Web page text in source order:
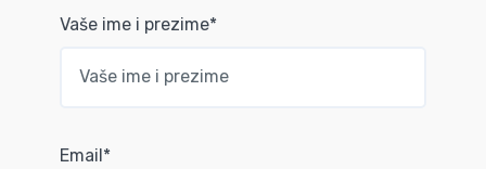
Vaše ime i prezime*
Email*